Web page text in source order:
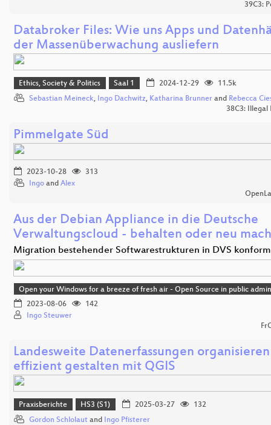
39C3:
Databroker Files: Wie uns Apps und
der Massenüberwachung ausliefern
Ethics, Society & Politics Saal 1 2024-12-29
11.5k
Sebastian Meineck, Ingo Dachwitz, Katharina Brunner and Rebecca
38C3: Illegal
Pimmelgate Süd
2023-10-28
313
Ingo and Alex
Aus der Debian Appliance in die Deutsche
Verwaltungscloud - behalten oder neu
Migration bestehender Softwarestrukturen in DVS
Open your Windows for a breeze of fresh air - Open Source in public
2023-08-06
142
Ingo Steuwer
Landesweite Datenerfassungen
effizient gestalten mit QGIS
Praxisberichte HS3 (S1) 2025-03-27
132
Gordon Schlolaut and Ingo Pfisterer